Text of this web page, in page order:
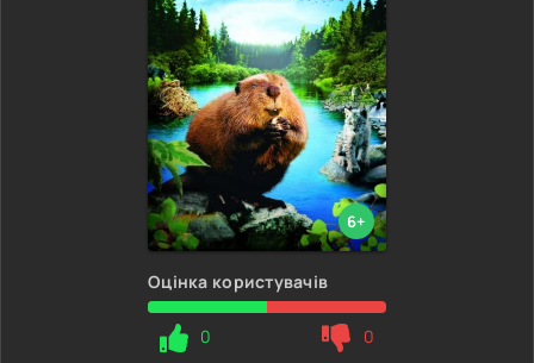
6+
Оцінка користувачів
0 0